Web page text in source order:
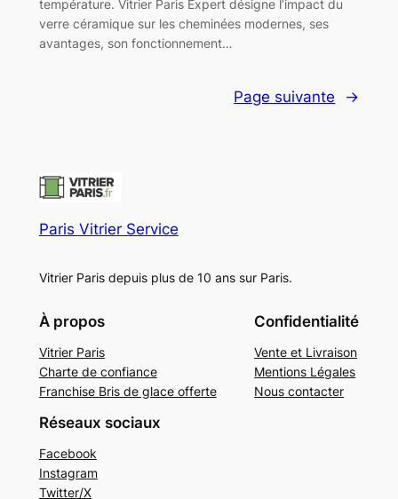
température. Vitrier Paris Expert désigne l’impact du
verre céramique sur les cheminées modernes, ses
avantages, son fonctionnement…
Page suivante →
Paris Vitrier Service
Vitrier Paris depuis plus de 10 ans sur Paris.
À propos
Vitrier Paris
Charte de confiance
Franchise Bris de glace offerte
Confidentialité
Vente et Livraison
Mentions Légales
Nous contacter
Réseaux sociaux
Facebook
Instagram
Twitter/X